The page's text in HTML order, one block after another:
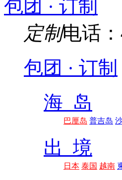
包团 · 订制
定制电话
包团 · 订制
海 岛
巴厘岛 普吉岛
出 境
日本 泰国 越南